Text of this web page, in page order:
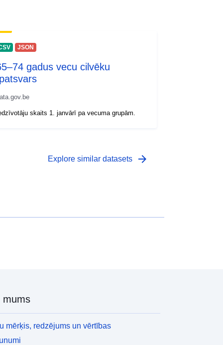
JSON
gadus vecu cilvēku
skaits 1. janvārī pa vecuma grupām.
Explore similar datasets arrow_forward
mums
mērķis, redzējums un vērtības